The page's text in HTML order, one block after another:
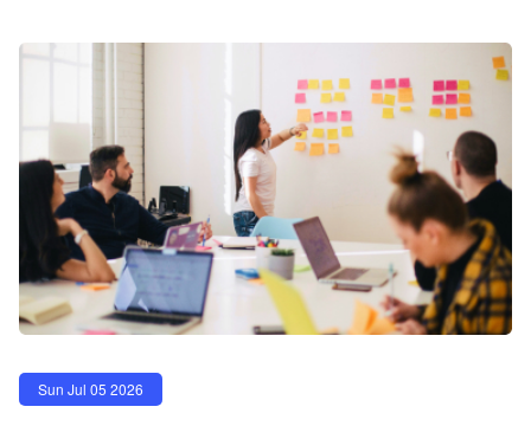
Sun Jul 05 2026